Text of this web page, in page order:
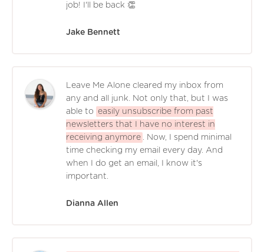
job! I'll be back 👏
Jake Bennett
Leave Me Alone cleared my inbox from
any and all junk. Not only that, but I was
able to easily unsubscribe from past
newsletters that I have no interest in
receiving anymore
. Now, I spend minimal
time checking my email every day. And
when I do get an email, I know it's
important.
Dianna Allen